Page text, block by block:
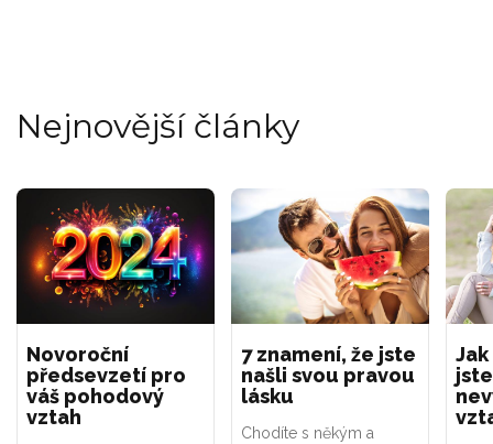
Nejnovější články
Novoroční
předsevzetí pro
váš pohodový
vztah
7 znamení, že jste
našli svou pravou
lásku
Chodíte s někým a